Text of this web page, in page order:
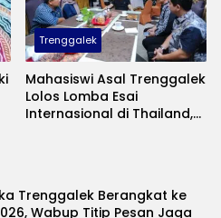
Trenggalek
Mahasiswi Asal Trenggalek
Lolos Lomba Esai
Internasional di Thailand,
Trenggalek Berangkat ke
Wabup Titip Pesan Jaga